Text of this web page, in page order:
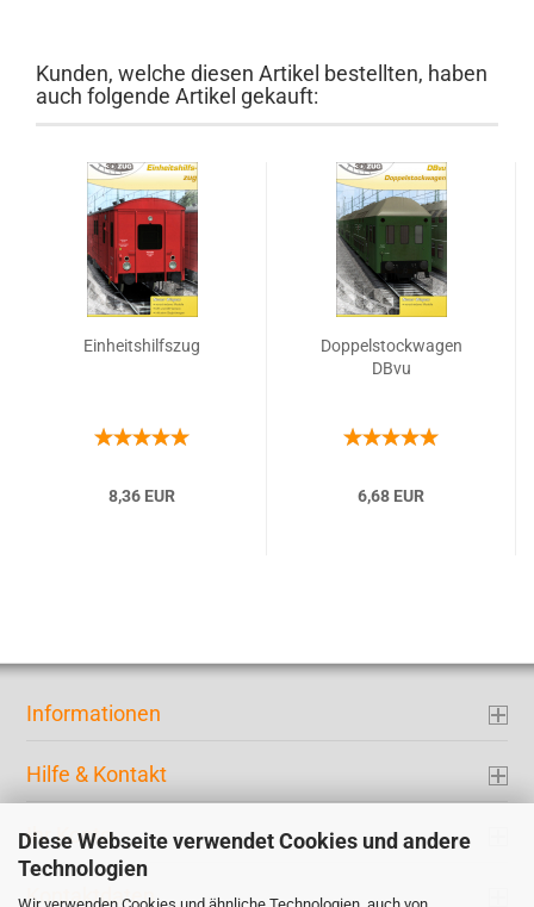
Diese Webseite verwendet Cookies und andere
Technologien
Kunden, welche diesen Artikel bestellten, haben
auch folgende Artikel gekauft:
Einheitshilfszug
8,36 EUR
Doppelstockwagen
DBvu
6,68 EUR
Informationen
Hilfe & Kontakt
Ihr Konto
Kontaktdaten